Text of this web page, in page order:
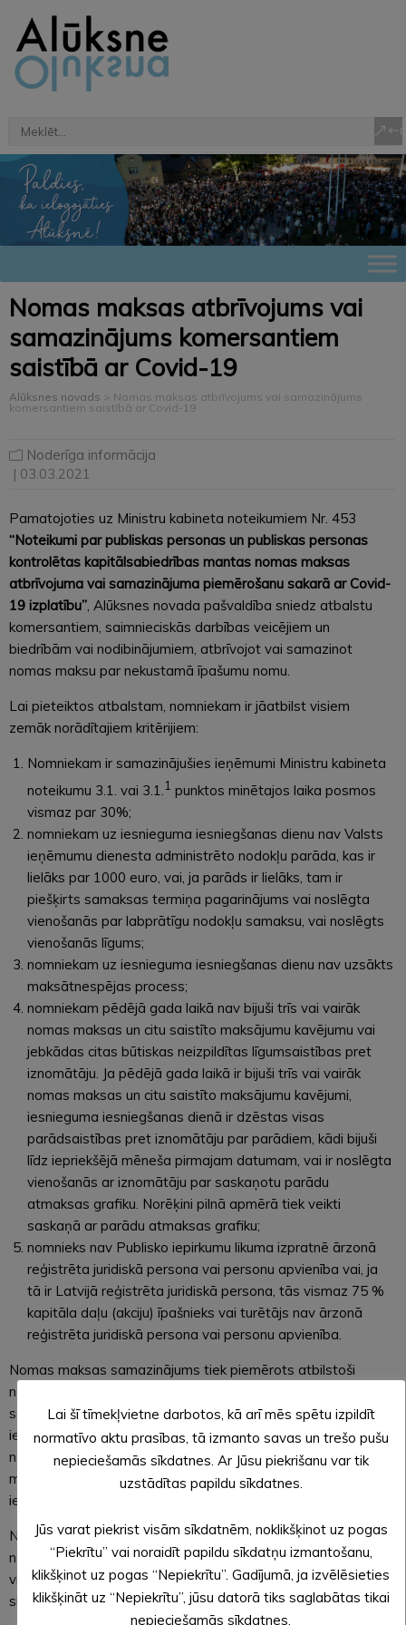
Nomas maksas atbrīvojums vai
samazinājums komersantiem
saistībā ar Covid-19
Alūksnes novads > Nomas maksas atbrīvojums vai samazinājums
komersantiem saistībā ar Covid-19
Noderīga informācija
| 03.03.2021
Pamatojoties uz Ministru kabineta noteikumiem Nr. 453
“Noteikumi par publiskas personas un publiskas personas
kontrolētas kapitālsabiedrības mantas nomas maksas
atbrīvojuma vai samazinājuma piemērošanu sakarā ar Covid-
19 izplatību” , Alūksnes novada pašvaldība sniedz atbalstu
komersantiem, saimnieciskās darbības veicējiem un
biedrībām vai nodibinājumiem, atbrīvojot vai samazinot
nomas maksu par nekustamā īpašumu nomu.
Lai pieteiktos atbalstam, nomniekam ir jāatbilst visiem
zemāk norādītajiem kritērijiem:
Nomniekam ir samazinājušies ieņēmumi Ministru kabineta
noteikumu 3.1. vai 3.1. 1 punktos minētajos laika posmos
vismaz par 30%;
nomniekam uz iesnieguma iesniegšanas dienu nav Valsts
ieņēmumu dienesta administrēto nodokļu parāda, kas ir
lielāks par 1000 euro, vai, ja parāds ir lielāks, tam ir
piešķirts samaksas termiņa pagarinājums vai noslēgta
vienošanās par labprātīgu nodokļu samaksu, vai noslēgts
vienošanās līgums;
nomniekam uz iesnieguma iesniegšanas dienu nav uzsākts
maksātnespējas process;
nomniekam pēdējā gada laikā nav bijuši trīs vai vairāk
nomas maksas un citu saistīto maksājumu kavējumu vai
jebkādas citas būtiskas neizpildītas līgumsaistības pret
iznomātāju. Ja pēdējā gada laikā ir bijuši trīs vai vairāk
nomas maksas un citu saistīto maksājumu kavējumi,
iesnieguma iesniegšanas dienā ir dzēstas visas
parādsaistības pret iznomātāju par parādiem, kādi bijuši
līdz iepriekšējā mēneša pirmajam datumam, vai ir noslēgta
vienošanās ar iznomātāju par saskaņotu parādu
atmaksas grafiku. Norēķini pilnā apmērā tiek veikti
saskaņā ar parādu atmaksas grafiku;
nomnieks nav Publisko iepirkumu likuma izpratnē ārzonā
reģistrēta juridiskā persona vai personu apvienība vai, ja
tā ir Latvijā reģistrēta juridiskā persona, tās vismaz 75 %
kapitāla daļu (akciju) īpašnieks vai turētājs nav ārzonā
reģistrēta juridiskā persona vai personu apvienība.
Nomas maksas samazinājums tiek piemērots atbilstoši
nomnieka ieņēmumu procentuālajam
samazinājumam attiecīgajā mēnesī, par kuru ir iesniegts
iesniegums, bet nepārsniedzot 90% no nomas līgumā
noteiktās nomas maksas. Iesniegums ir iesniedzams par to
mēnesi, kas ir pagājis un par kuru nomnieks pierāda
ieņēmumu samazinājumu no visas savas darbības.
Nomas maksas atbrīvojums tiek piemērots gadījumā, ja
nomnieks noteiktajā periodā nekustamo īpašumu neizmanto
vispār Ministru kabineta noteikto ierobežojumu dēļ ārkārtējās
situācijas laikā.
Lai šī tīmekļvietne darbotos, kā arī mēs spētu izpildīt
normatīvo aktu prasības, tā izmanto savas un trešo pušu
nepieciešamās sīkdatnes. Ar Jūsu piekrišanu var tik
uzstādītas papildu sīkdatnes.
Jūs varat piekrist visām sīkdatnēm, noklikšķinot uz pogas
“Piekrītu” vai noraidīt papildu sīkdatņu izmantošanu,
klikšķinot uz pogas “Nepiekrītu”. Gadījumā, ja izvēlēsieties
klikšķināt uz “Nepiekrītu”, jūsu datorā tiks saglabātas tikai
nepieciešamās sīkdatnes.